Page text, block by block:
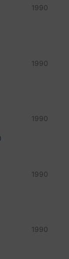
1990
1990
1990
1990
1990